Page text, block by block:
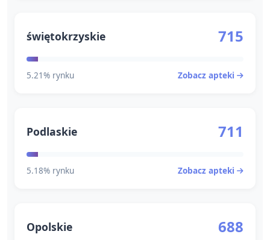
świętokrzyskie 715
5.21% rynku Zobacz apteki
Podlaskie 711
5.18% rynku Zobacz apteki
Opolskie 688